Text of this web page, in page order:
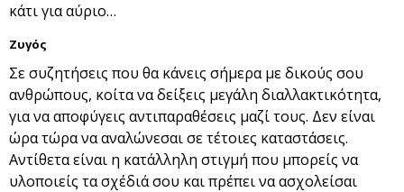
κάτι για αύριο…
Ζυγός
Σε συζητήσεις που θα κάνεις σήμερα με δικούς σου
ανθρώπους, κοίτα να δείξεις μεγάλη διαλλακτικότητα,
για να αποφύγεις αντιπαραθέσεις μαζί τους. Δεν είναι
ώρα τώρα να αναλώνεσαι σε τέτοιες καταστάσεις.
Αντίθετα είναι η κατάλληλη στιγμή που μπορείς να
υλοποιείς τα σχέδιά σου και πρέπει να ασχολείσαι